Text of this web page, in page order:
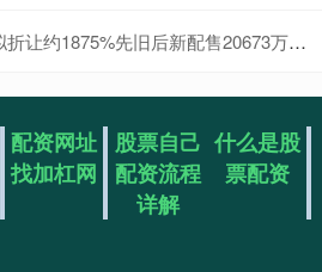
先旧后新配售20673万股 净筹约4034万港元
配资网址
找加杠网
股票自己
配资流程
详解
什么是股
票配资